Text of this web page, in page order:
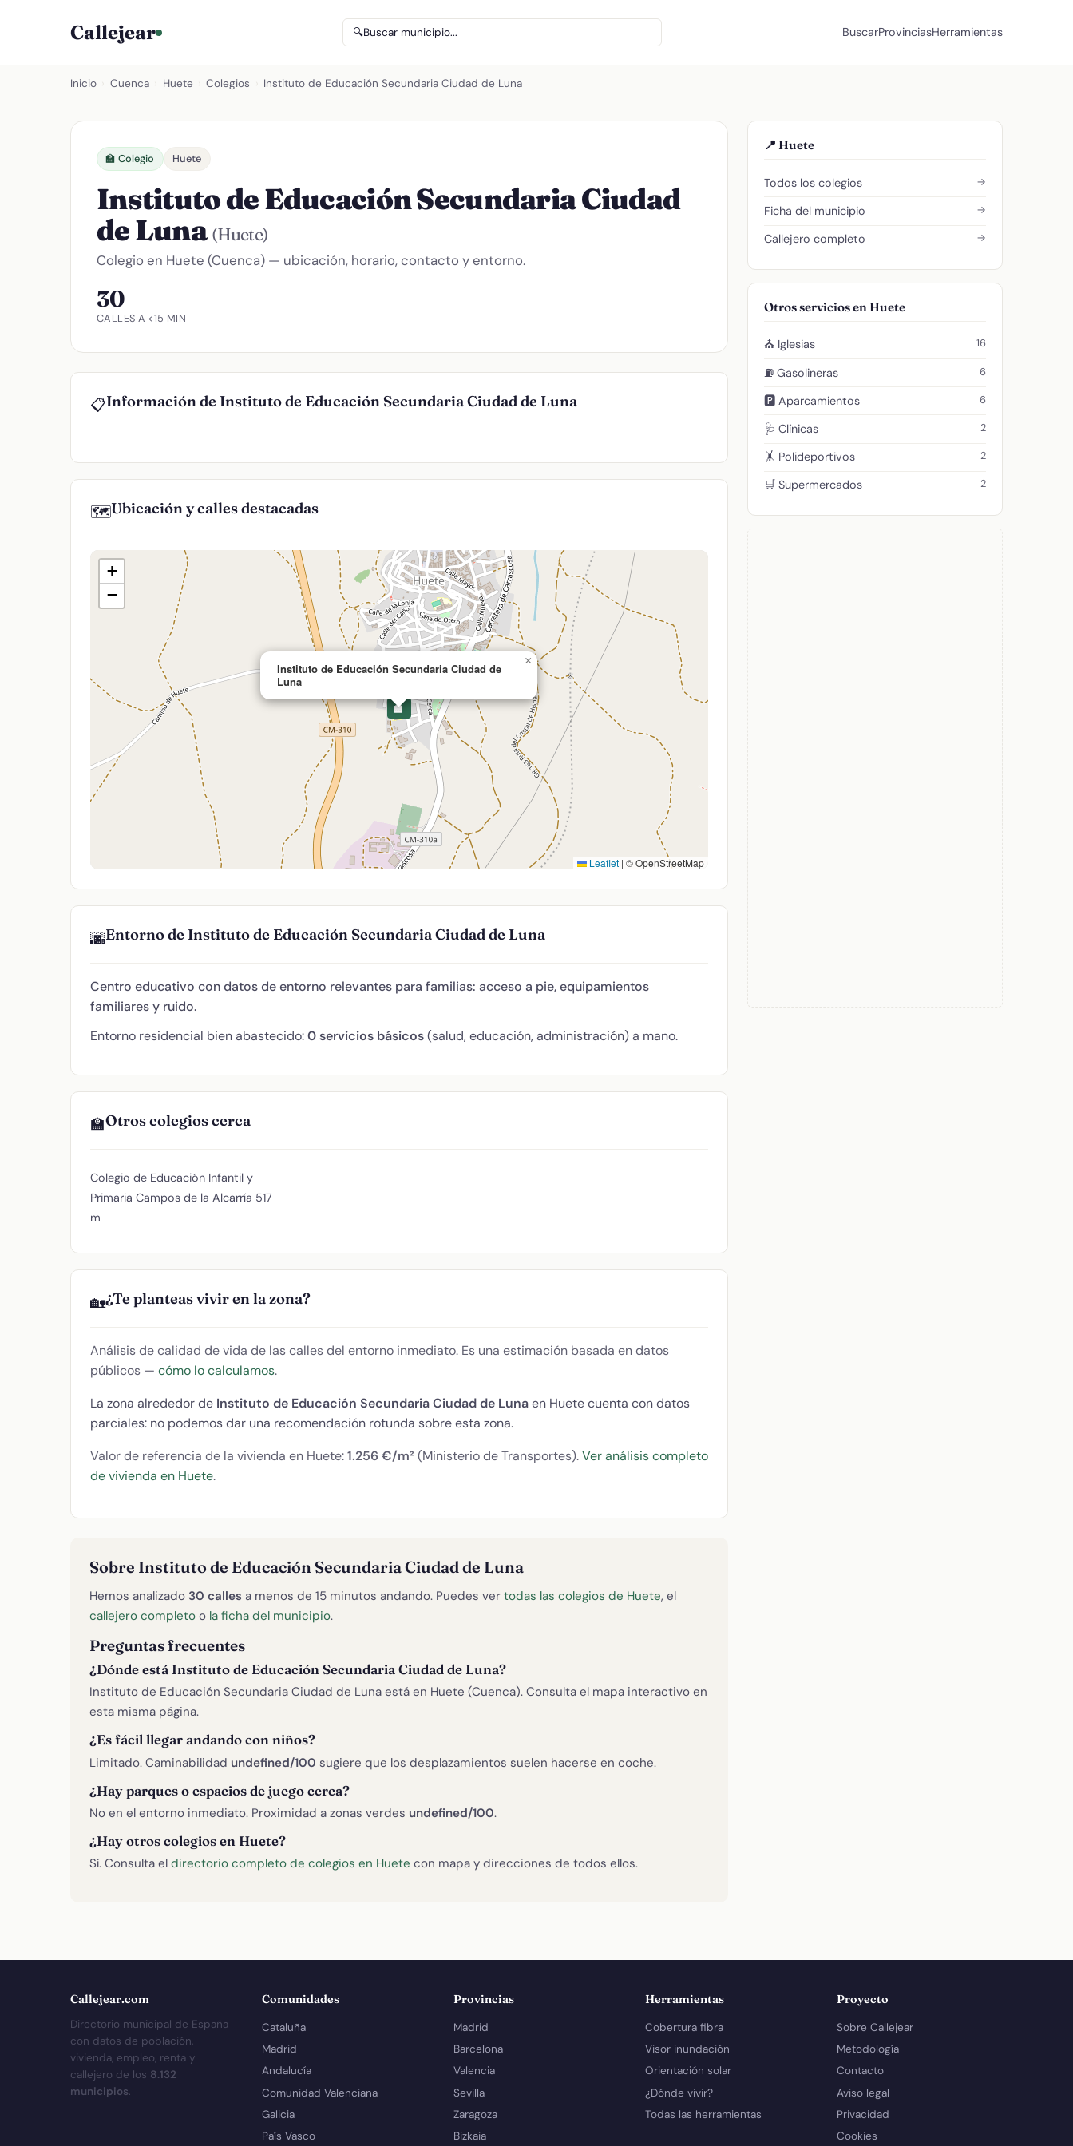
Callejear 🔍Buscar municipio... BuscarProvinciasHerramientas
Inicio Cuenca Huete Colegios Instituto de Educación Secundaria Ciudad de Luna
🏫 Colegio Huete
Instituto de Educación Secundaria Ciudad
de Luna (Huete)
Colegio en Huete (Cuenca) — ubicación, horario, contacto y entorno.
30
CALLES A <15 MIN
📋Información de Instituto de Educación Secundaria Ciudad de Luna
🗺️Ubicación y calles destacadas
🏫
Instituto de Educación Secundaria Ciudad de
Luna
×
+
−
Leaflet | © OpenStreetMap
🌆Entorno de Instituto de Educación Secundaria Ciudad de Luna
Centro educativo con datos de entorno relevantes para familias: acceso a pie, equipamientos
familiares y ruido.
Entorno residencial bien abastecido:0 servicios básicos(salud, educación, administración) a mano.
🏫Otros colegios cerca
Colegio de Educación Infantil y
Primaria Campos de la Alcarría 517
m
🏡¿Te planteas vivir en la zona?
Análisis de calidad de vida de las calles del entorno inmediato. Es una estimación basada en datos
públicos — cómo lo calculamos.
La zona alrededor de Instituto de Educación Secundaria Ciudad de Lunaen Huete cuenta con datos
parciales: no podemos dar una recomendación rotunda sobre esta zona.
Valor de referencia de la vivienda en Huete:1.256 €/m² (Ministerio de Transportes).Ver análisis completo
de vivienda en Huete.
Sobre Instituto de Educación Secundaria Ciudad de Luna
Hemos analizado 30 calles a menos de 15 minutos andando. Puedes ver todas las colegios de Huete, el
callejero completo o la ficha del municipio.
Preguntas frecuentes
¿Dónde está Instituto de Educación Secundaria Ciudad de Luna?
Instituto de Educación Secundaria Ciudad de Luna está en Huete (Cuenca). Consulta el mapa interactivo en
esta misma página.
¿Es fácil llegar andando con niños?
Limitado. Caminabilidad undefined/100 sugiere que los desplazamientos suelen hacerse en coche.
¿Hay parques o espacios de juego cerca?
No en el entorno inmediato. Proximidad a zonas verdes undefined/100.
¿Hay otros colegios en Huete?
Sí. Consulta el directorio completo de colegios en Huete con mapa y direcciones de todos ellos.
📍 Huete
Todos los colegios →
Ficha del municipio →
Callejero completo →
Otros servicios en Huete
⛪ Iglesias 16
⛽ Gasolineras 6
🅿️ Aparcamientos 6
🩺 Clínicas 2
🤸 Polideportivos 2
🛒 Supermercados 2
Callejear.com
Directorio municipal de España
con datos de población,
vivienda, empleo, renta y
callejero de los 8.132
municipios.
Comunidades
Cataluña
Madrid
Andalucía
Comunidad Valenciana
Galicia
País Vasco
Provincias
Madrid
Barcelona
Valencia
Sevilla
Zaragoza
Bizkaia
Herramientas
Cobertura fibra
Visor inundación
Orientación solar
¿Dónde vivir?
Todas las herramientas
Proyecto
Sobre Callejear
Metodología
Contacto
Aviso legal
Privacidad
Cookies